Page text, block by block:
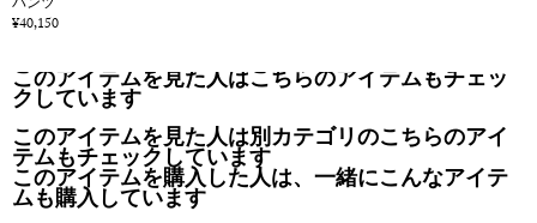
パンツ
¥40,150
このアイテムを見た人はこちらのアイテムもチェッ
クしています
このアイテムを見た人は別カテゴリのこちらのアイ
テムもチェックしています
このアイテムを購入した人は、一緒にこんなアイテ
ムも購入しています